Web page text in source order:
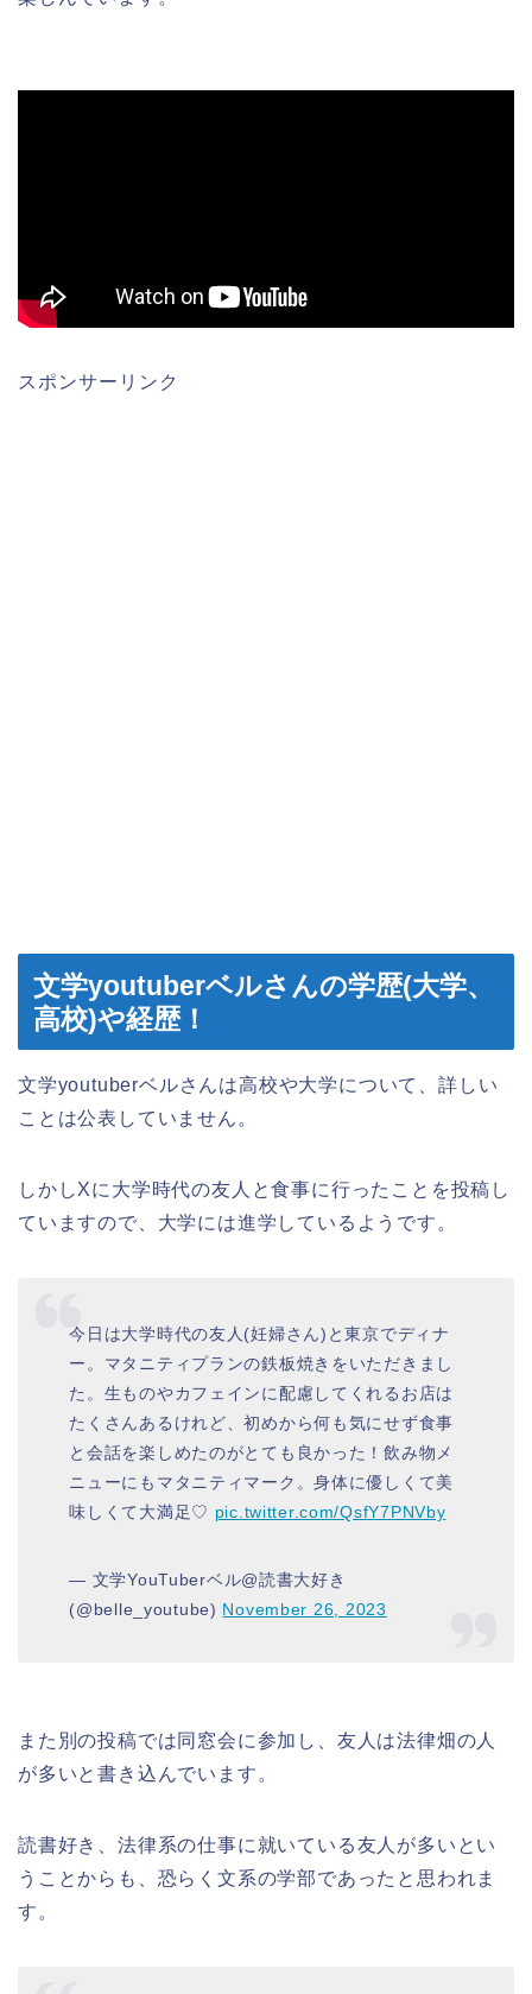
スポンサーリンク
文学youtuberベルさんの学歴(大学、
高校)や経歴！
文学youtuberベルさんは高校や大学について、詳しい
ことは公表していません。
しかしXに大学時代の友人と食事に行ったことを投稿し
ていますので、大学には進学しているようです。
今日は大学時代の友人(妊婦さん)と東京でディナ
ー。マタニティプランの鉄板焼きをいただきまし
た。生ものやカフェインに配慮してくれるお店は
たくさんあるけれど、初めから何も気にせず食事
と会話を楽しめたのがとても良かった！飲み物メ
ニューにもマタニティマーク。身体に優しくて美
味しくて大満足♡ pic.twitter.com/QsfY7PNVby
— 文学YouTuberベル@読書大好き
(@belle_youtube) November 26, 2023
また別の投稿では同窓会に参加し、友人は法律畑の人
が多いと書き込んでいます。
読書好き、法律系の仕事に就いている友人が多いとい
うことからも、恐らく文系の学部であったと思われま
す。